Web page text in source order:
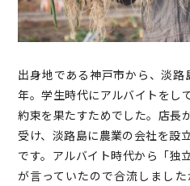
出身地である神戸市から、淡
年。学生時代にアルバイトをし
約束を果たすためでした。店長
受け、淡路島に農業の会社を設
です。アルバイト時代から「独
が言っていたので合流しまし